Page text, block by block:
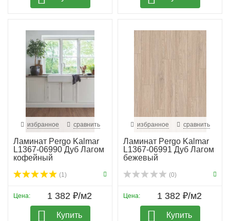
избранное сравнить
Ламинат Pergo Kalmar
L1367-06990 Дуб Лагом
кофейный
(1)
Цена: 1 382 ₽/м2
Купить
избранное сравнить
Ламинат Pergo Kalmar
L1367-06991 Дуб Лагом
бежевый
(0)
Цена: 1 382 ₽/м2
Купить